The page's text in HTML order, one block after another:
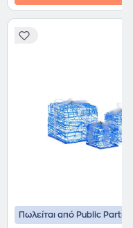
Πωλείται από Public